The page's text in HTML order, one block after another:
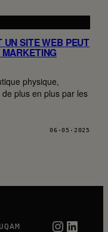
UN SITE WEB PEUT
physique,
plus en plus par les
06·05·2025